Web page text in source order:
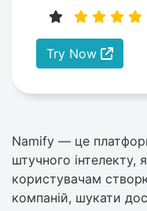
Try Now
Namify — це
штучного інтелекту,
користувачам
компаній, шукати